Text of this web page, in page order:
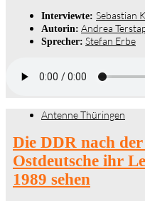
Interviewte: Sebastian
Autorin: Andrea
Sprecher: Stefan Erbe
Antenne Thüringen
Die DDR nach
Ostdeutsche ihr
1989 sehen